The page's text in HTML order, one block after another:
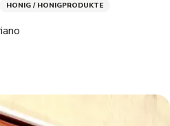
HONIG / HONIGPRODUKTE